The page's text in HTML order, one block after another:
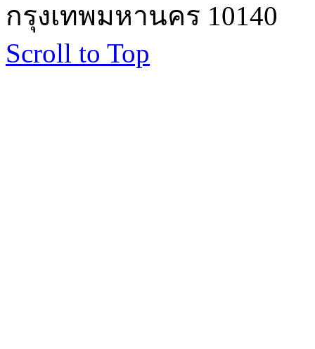
กรุงเทพมหานคร 10140
Scroll to Top